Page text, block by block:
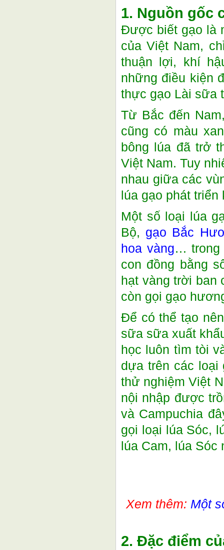
1. Nguồn gốc
Được biết gạo là
của Việt Nam,
thuận lợi, khí
những điều kiện
thực gạo Lài sữa
Từ Bắc đến
cũng có màu
bông lúa đã trở
Việt Nam. Tuy
nhau giữa các
lúa gạo phát triển
Một số loại lúa
Bộ, gạo Bắc
hoa vàng… trong
con đồng bằng
hạt vàng trời ban
còn gọi gạo
Để có thể tạo
sữa sữa xuất
học luôn tìm tòi
dựa trên các loại
thử nghiệm Việt
nội nhập được
và Campuchia
gọi loại lúa Sóc,
lúa Cam, lúa Sóc
Xem thêm: Một
2. Đặc điểm